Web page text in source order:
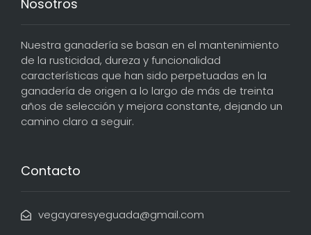
Nosotros
Nuestra ganadería se basan en el mantenimiento
de la rusticidad, dureza y funcionalidad
características que han sido perpetuadas en la
ganadería de origen a lo largo de más de treinta
años de selección y mejora constante, dejando un
camino claro a seguir.
Contacto
vegayaresyeguada@gmail.com